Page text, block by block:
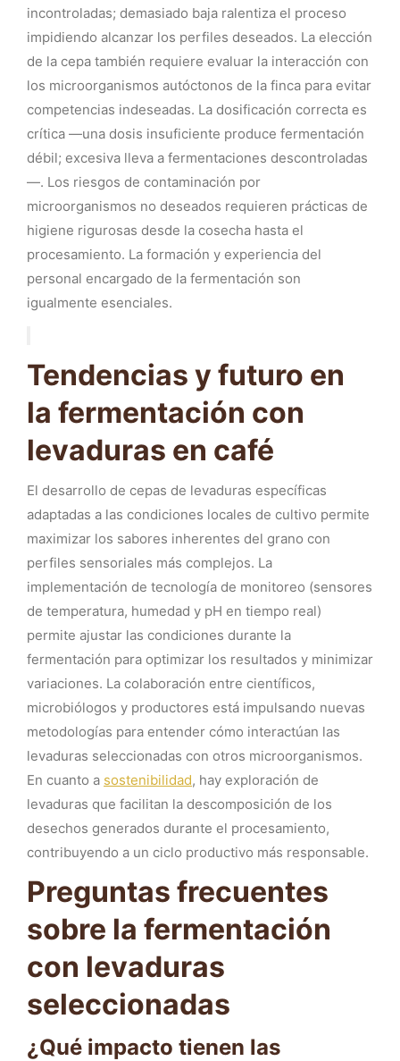
incontroladas; demasiado baja ralentiza el proceso
impidiendo alcanzar los perfiles deseados. La elección
de la cepa también requiere evaluar la interacción con
los microorganismos autóctonos de la finca para evitar
competencias indeseadas. La dosificación correcta es
crítica —una dosis insuficiente produce fermentación
débil; excesiva lleva a fermentaciones descontroladas
—. Los riesgos de contaminación por
microorganismos no deseados requieren prácticas de
higiene rigurosas desde la cosecha hasta el
procesamiento. La formación y experiencia del
personal encargado de la fermentación son
igualmente esenciales.
Tendencias y futuro en
la fermentación con
levaduras en café
El desarrollo de cepas de levaduras específicas
adaptadas a las condiciones locales de cultivo permite
maximizar los sabores inherentes del grano con
perfiles sensoriales más complejos. La
implementación de tecnología de monitoreo (sensores
de temperatura, humedad y pH en tiempo real)
permite ajustar las condiciones durante la
fermentación para optimizar los resultados y minimizar
variaciones. La colaboración entre científicos,
microbiólogos y productores está impulsando nuevas
metodologías para entender cómo interactúan las
levaduras seleccionadas con otros microorganismos.
En cuanto a sostenibilidad, hay exploración de
levaduras que facilitan la descomposición de los
desechos generados durante el procesamiento,
contribuyendo a un ciclo productivo más responsable.
Preguntas frecuentes
sobre la fermentación
con levaduras
seleccionadas
¿Qué impacto tienen las